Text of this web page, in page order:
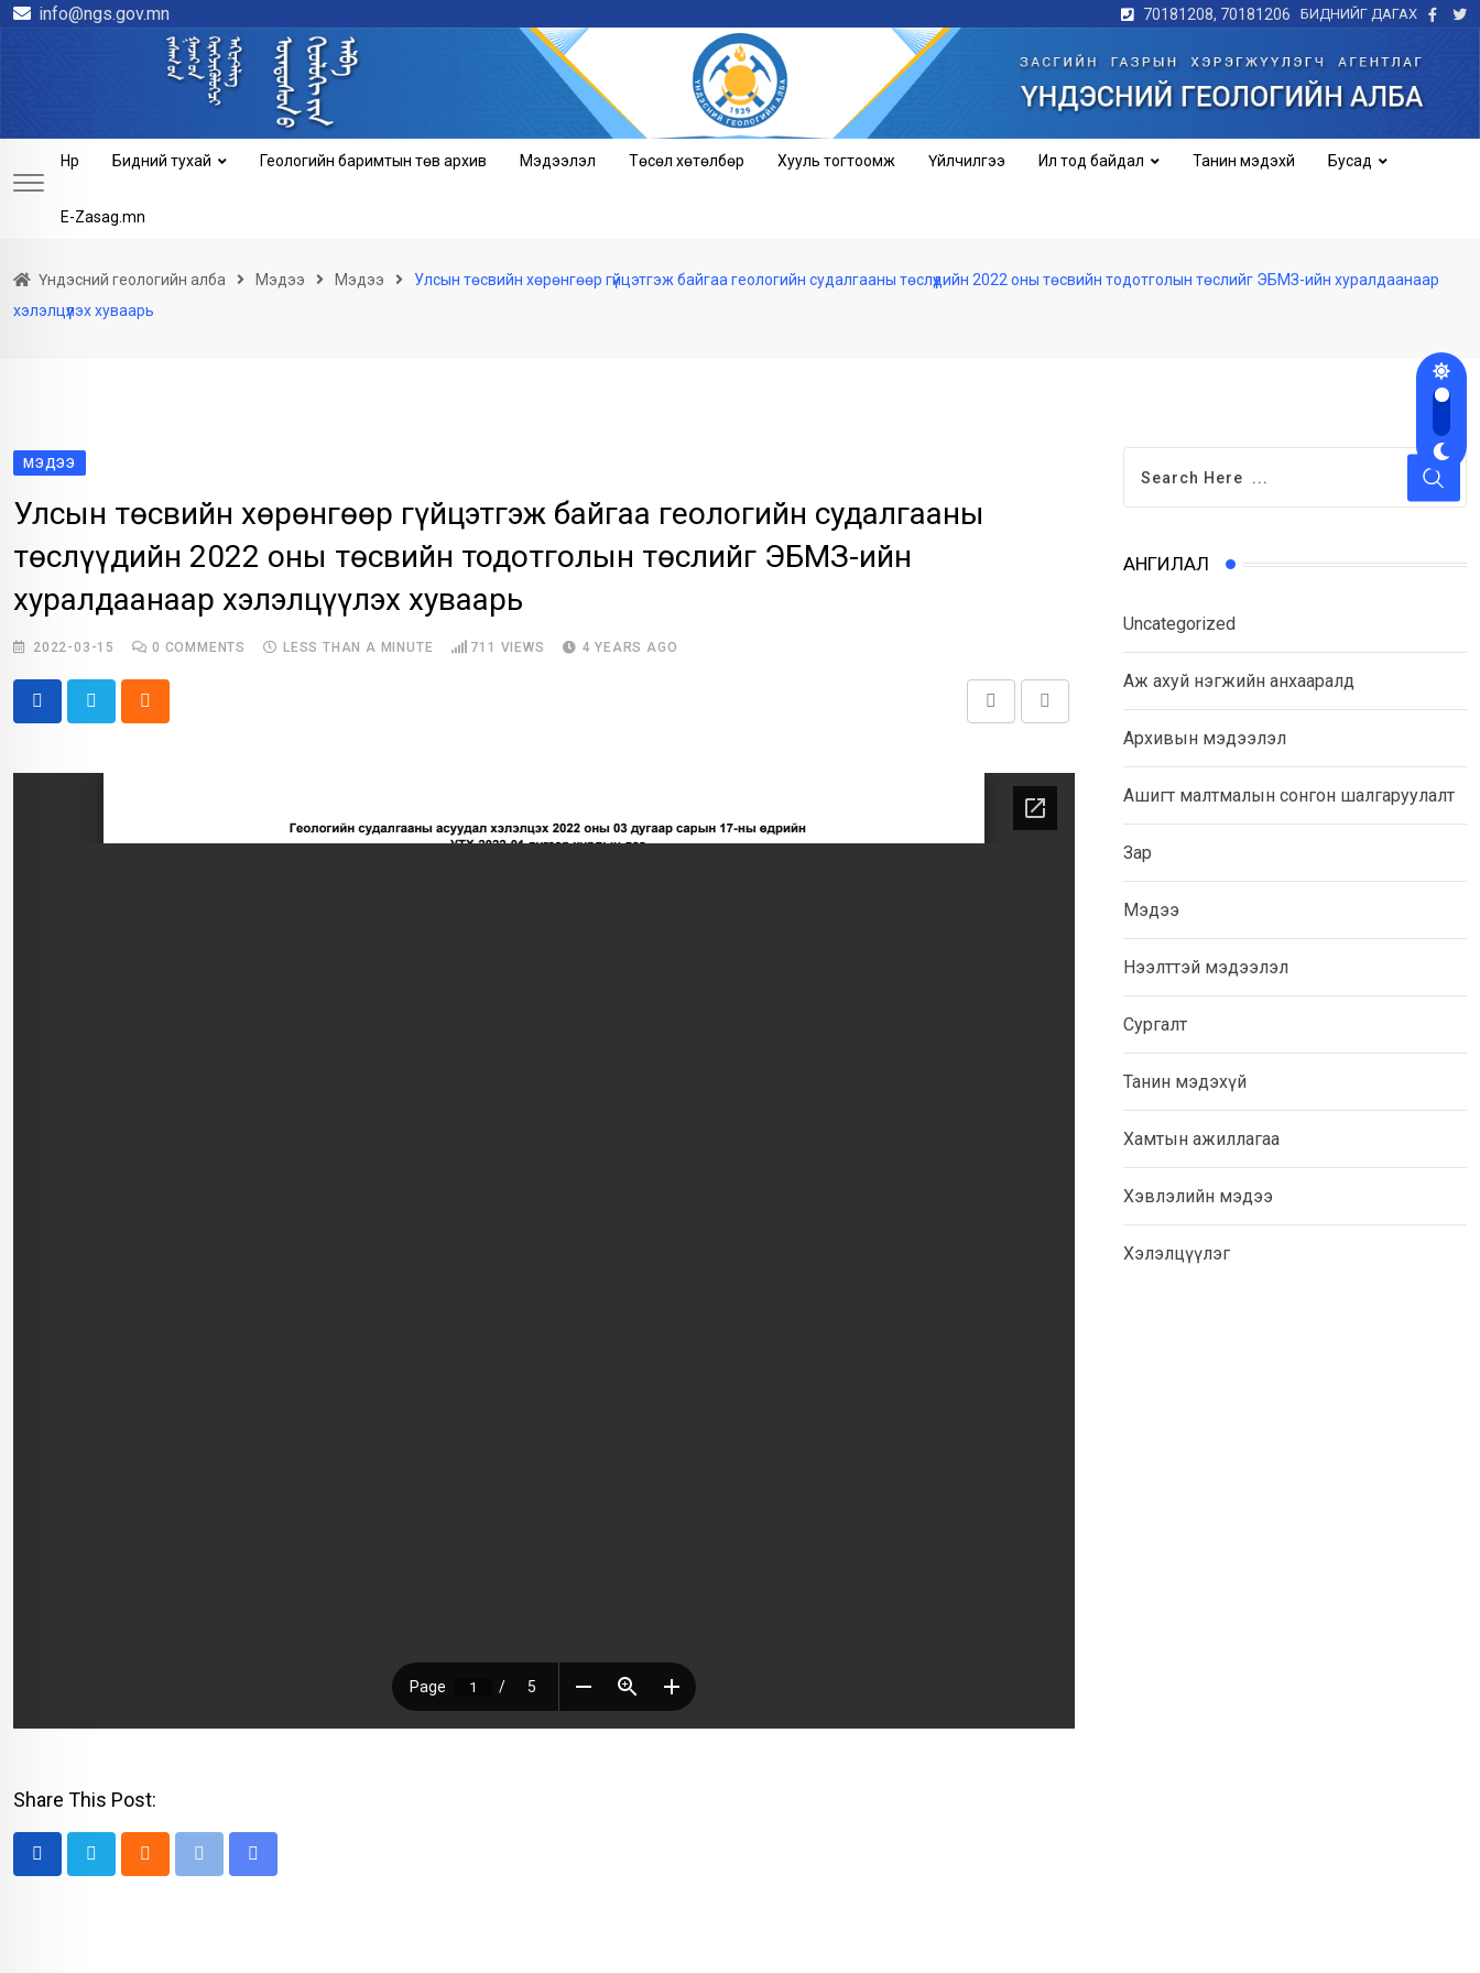
Skip info@ngs.gov.mn 70181208, 70181206 БИДНИЙГ ДАГАХ
Нүүр Бидний тухай Геологийн баримтын төв архив Мэдээлэл Төсөл хөтөлбөр Хууль тогтоомж Үйлчилгээ Ил тод байдал Танин мэдэхүй Бусад
E-Zasag.mn
Үндэсний геологийн алба Мэдээ Мэдээ
Улсын төсвийн хөрөнгөөр гүйцэтгэж байгаа геологийн судалгааны төслүүдийн 2022 оны төсвийн тодотголын төслийг ЭБМЗ-ийн хуралдаанаар
хэлэлцүүлэх хуваарь
МЭДЭЭ
Улсын төсвийн хөрөнгөөр гүйцэтгэж байгаа геологийн судалгааны
төслүүдийн 2022 оны төсвийн тодотголын төслийг ЭБМЗ-ийн
хуралдаанаар хэлэлцүүлэх хуваарь
2022-03-15 0 COMMENTS LESS THAN A MINUTE 711 VIEWS 4 YEARS AGO
Email
Share This Post:
АНГИЛАЛ
Uncategorized
Аж ахуй нэгжийн анхааралд
Архивын мэдээлэл
Ашигт малтмалын сонгон шалгаруулалт
Зар
Мэдээ
Нээлттэй мэдээлэл
Сургалт
Танин мэдэхүй
Хамтын ажиллагаа
Хэвлэлийн мэдээ
Хэлэлцүүлэг